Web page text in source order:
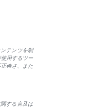
テンツを制
用するツー
確さ、また
する言及は